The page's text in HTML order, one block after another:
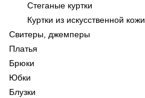
Стеганые куртки
Куртки из искусственной кожи
Свитеры, джемперы
Платья
Брюки
Юбки
Блузки